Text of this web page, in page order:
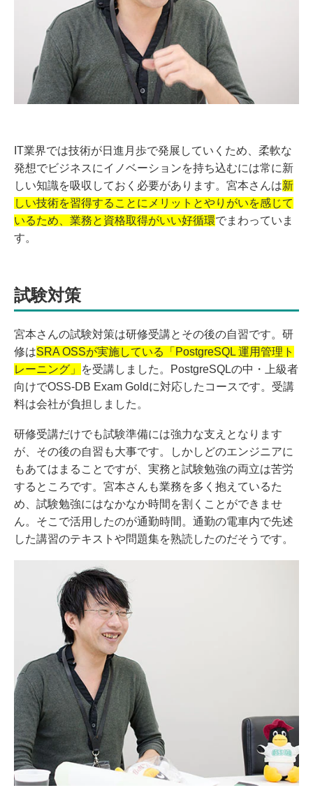
IT業界では技術が日進月歩で発展していくため、柔軟な
発想でビジネスにイノベーションを持ち込むには常に新
しい知識を吸収しておく必要があります。宮本さんは新
しい技術を習得することにメリットとやりがいを感じて
いるため、業務と資格取得がいい好循環でまわっていま
す。
試験対策
宮本さんの試験対策は研修受講とその後の自習です。研
修はSRA OSSが実施している「PostgreSQL 運用管理ト
レーニング」
を受講しました。PostgreSQLの中・上級者
向けでOSS-DB Exam Goldに対応したコースです。受講
料は会社が負担しました。
研修受講だけでも試験準備には強力な支えとなります
が、その後の自習も大事です。しかしどのエンジニアに
もあてはまることですが、実務と試験勉強の両立は苦労
するところです。宮本さんも業務を多く抱えているた
め、試験勉強にはなかなか時間を割くことができませ
ん。そこで活用したのが通勤時間。通勤の電車内で先述
した講習のテキストや問題集を熟読したのだそうです。